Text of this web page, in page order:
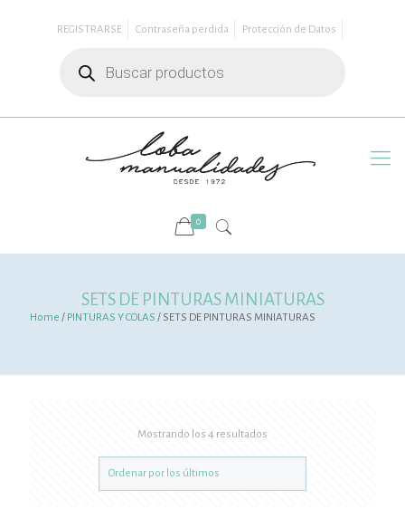
REGISTRARSE Contraseña perdida
Protección de Datos
productos
0
SETS DE PINTURAS MINIATURAS
Home / PINTURAS Y COLAS / SETS DE PINTURAS MINIATURAS
Mostrando los 4 resultados